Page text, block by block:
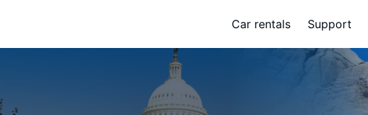
Car rentals Support